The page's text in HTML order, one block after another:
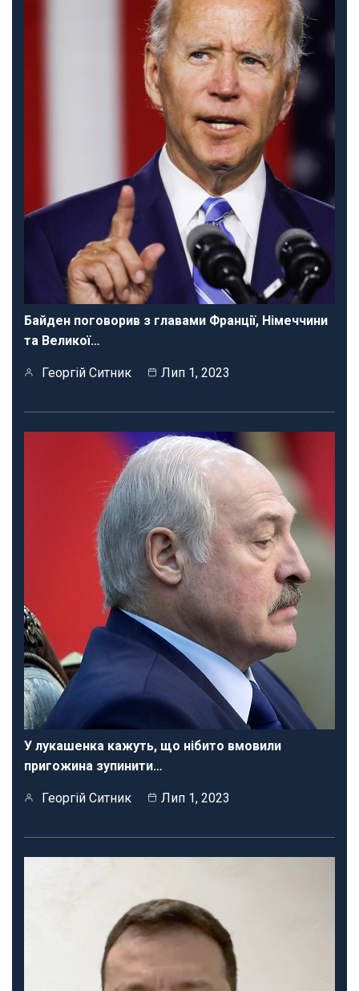
Байден поговорив з главами Франції, Німеччини
та Великої…
Георгій Ситник Лип 1, 2023
У лукашенка кажуть, що нібито вмовили
пригожина зупинити…
Георгій Ситник Лип 1, 2023